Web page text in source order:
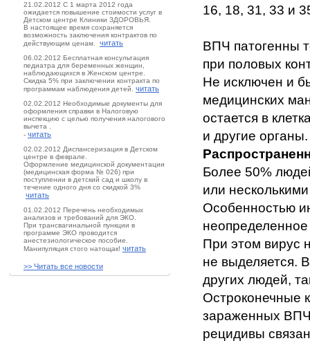
21.02.2012 С 1 марта 2012 года
ожидается повышение стоимости услуг в
Детском центре Клиники ЗДОРОВЬЯ.
В настоящее время сохраняется
возможность заключения контрактов по
действующим ценам. читать
06.02.2012 Бесплатная консультация
педиатра для беременных женщин,
наблюдающихся в Женском центре.
Скидка 5% при заключении контракта по
программам наблюдения детей. читать
02.02.2012 Необходимые документы для
оформления справки в Налоговую
инспекцию с целью получения налогового
вычета .
- читать
02.02.2012 Диспансеризация в Детском
центре в феврале.
Оформление медицинской документации
(медицинская форма № 026) при
поступлении в детский сад и школу в
течение одного дня со скидкой 3%
читать
01.02.2012 Перечень необходимых
анализов и требований для ЭКО.
При трансвагинальной пункции в
программе ЭКО проводится
анестезиологическое пособие.
Манипуляция стого натощак! читать
>> Читать все новости
16, 18, 31, 33 и
ВПЧ патогенны
при половых
Не исключен и
медицинских
остается в
и другие органы.
Более 50%
или
Особенностью
При этом вирус
не выделяется.
других людей,
Остроконечные
зараженных
рецидивы